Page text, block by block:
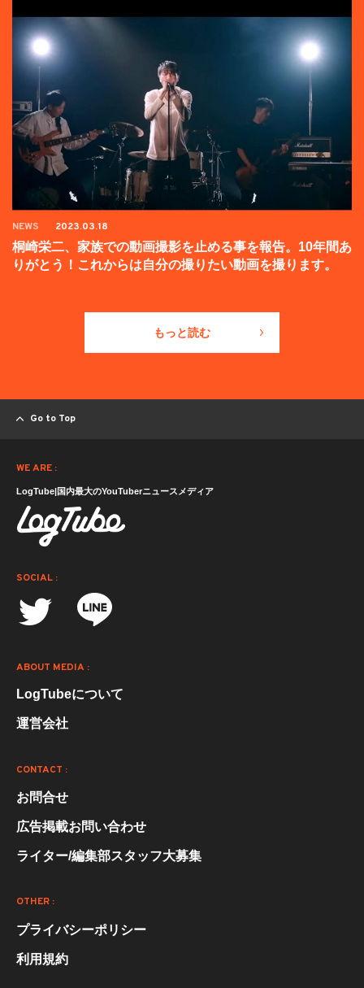
NEWS 2023.03.18
桐崎栄二、家族での動画撮影を止める事を報告。10年間あ
りがとう！これからは自分の撮りたい動画を撮ります。
もっと読む
Go to Top
WE ARE :
LogTube|国内最大のYouTuberニュースメディア
SOCIAL :
ABOUT MEDIA :
LogTubeについて
運営会社
CONTACT :
お問合せ
広告掲載お問い合わせ
ライター/編集部スタッフ大募集
OTHER :
プライバシーポリシー
利用規約